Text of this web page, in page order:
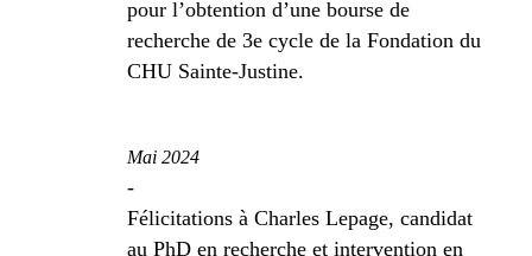
pour l’obtention d’une bourse de
recherche de 3e cycle de la Fondation du
CHU Sainte-Justine.
Mai 2024
-
Félicitations à Charles Lepage, candidat
au PhD en recherche et intervention en